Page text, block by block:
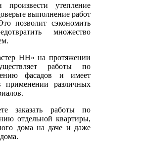
утепление
выполнение работ
позволит сэкономить
множество
НН» на протяжении
работы по
фасадов и имеет
различных
заказать работы по
отдельной квартиры,
дома на даче и даже